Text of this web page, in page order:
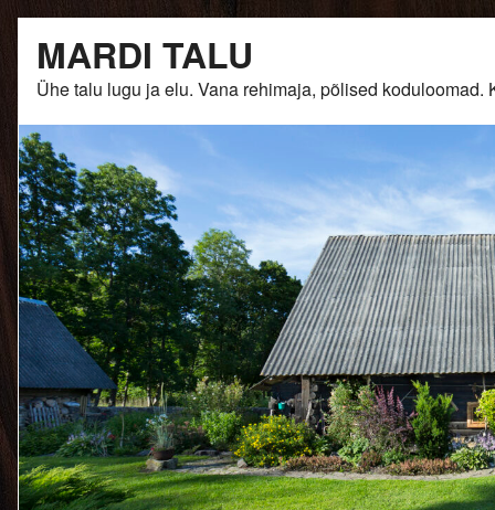
content
MARDI TALU
Ühe talu lugu ja elu. Vana rehimaja, põlised